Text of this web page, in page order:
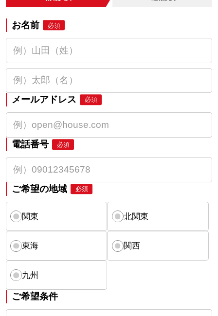
お名前 必須
メールアドレス 必須
電話番号 必須
ご希望の地域 必須
関東 北関東
東海 関西
九州
ご希望条件